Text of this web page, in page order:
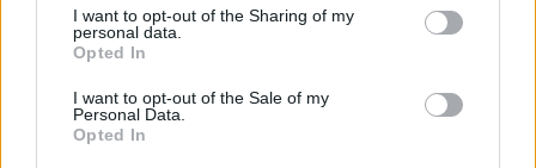
I want to opt-out of the Sharing of my
personal data.
Opted In
I want to opt-out of the Sale of my
Personal Data.
Opted In
Weboldal:
http://www.biksady.com
GALÉRIA TOVÁBBI MŰTÁRGYAI